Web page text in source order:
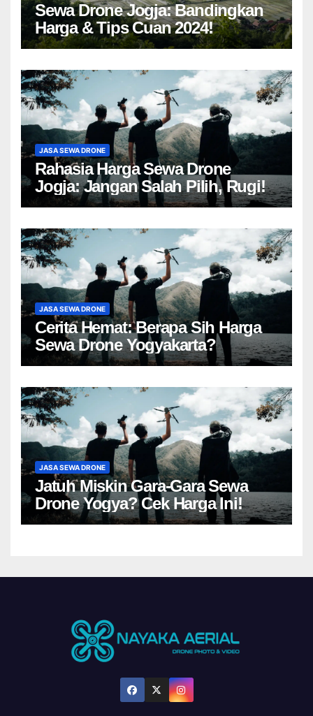
Sewa Drone Jogja: Bandingkan
Harga & Tips Cuan 2024!
JASA SEWA DRONE
Rahasia Harga Sewa Drone
Jogja: Jangan Salah Pilih, Rugi!
JASA SEWA DRONE
Cerita Hemat: Berapa Sih Harga
Sewa Drone Yogyakarta?
JASA SEWA DRONE
Jatuh Miskin Gara-Gara Sewa
Drone Yogya? Cek Harga Ini!